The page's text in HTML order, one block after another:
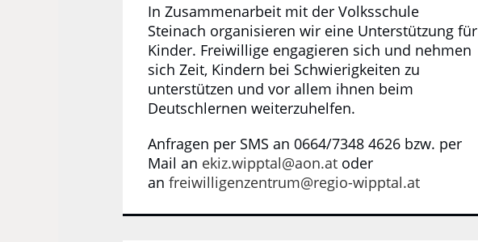
In Zusammenarbeit mit der Volksschule
Steinach organisieren wir eine Unterstützung für
Kinder. Freiwillige engagieren sich und nehmen
sich Zeit, Kindern bei Schwierigkeiten zu
unterstützen und vor allem ihnen beim
Deutschlernen weiterzuhelfen.
Anfragen per SMS an 0664/7348 4626 bzw. per
Mail an ekiz.wipptal@aon.at oder
an freiwilligenzentrum@regio-wipptal.at